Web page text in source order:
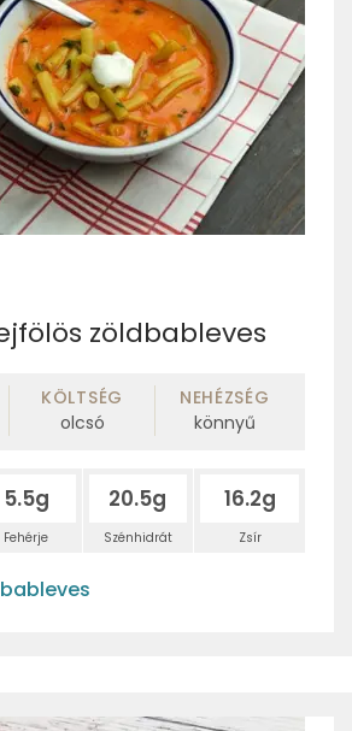
zöldbableves
KÖLTSÉG
olcsó
NEHÉZSÉG
könnyű
5.5g
Fehérje
20.5g
Szénhidrát
16.2g
Zsír